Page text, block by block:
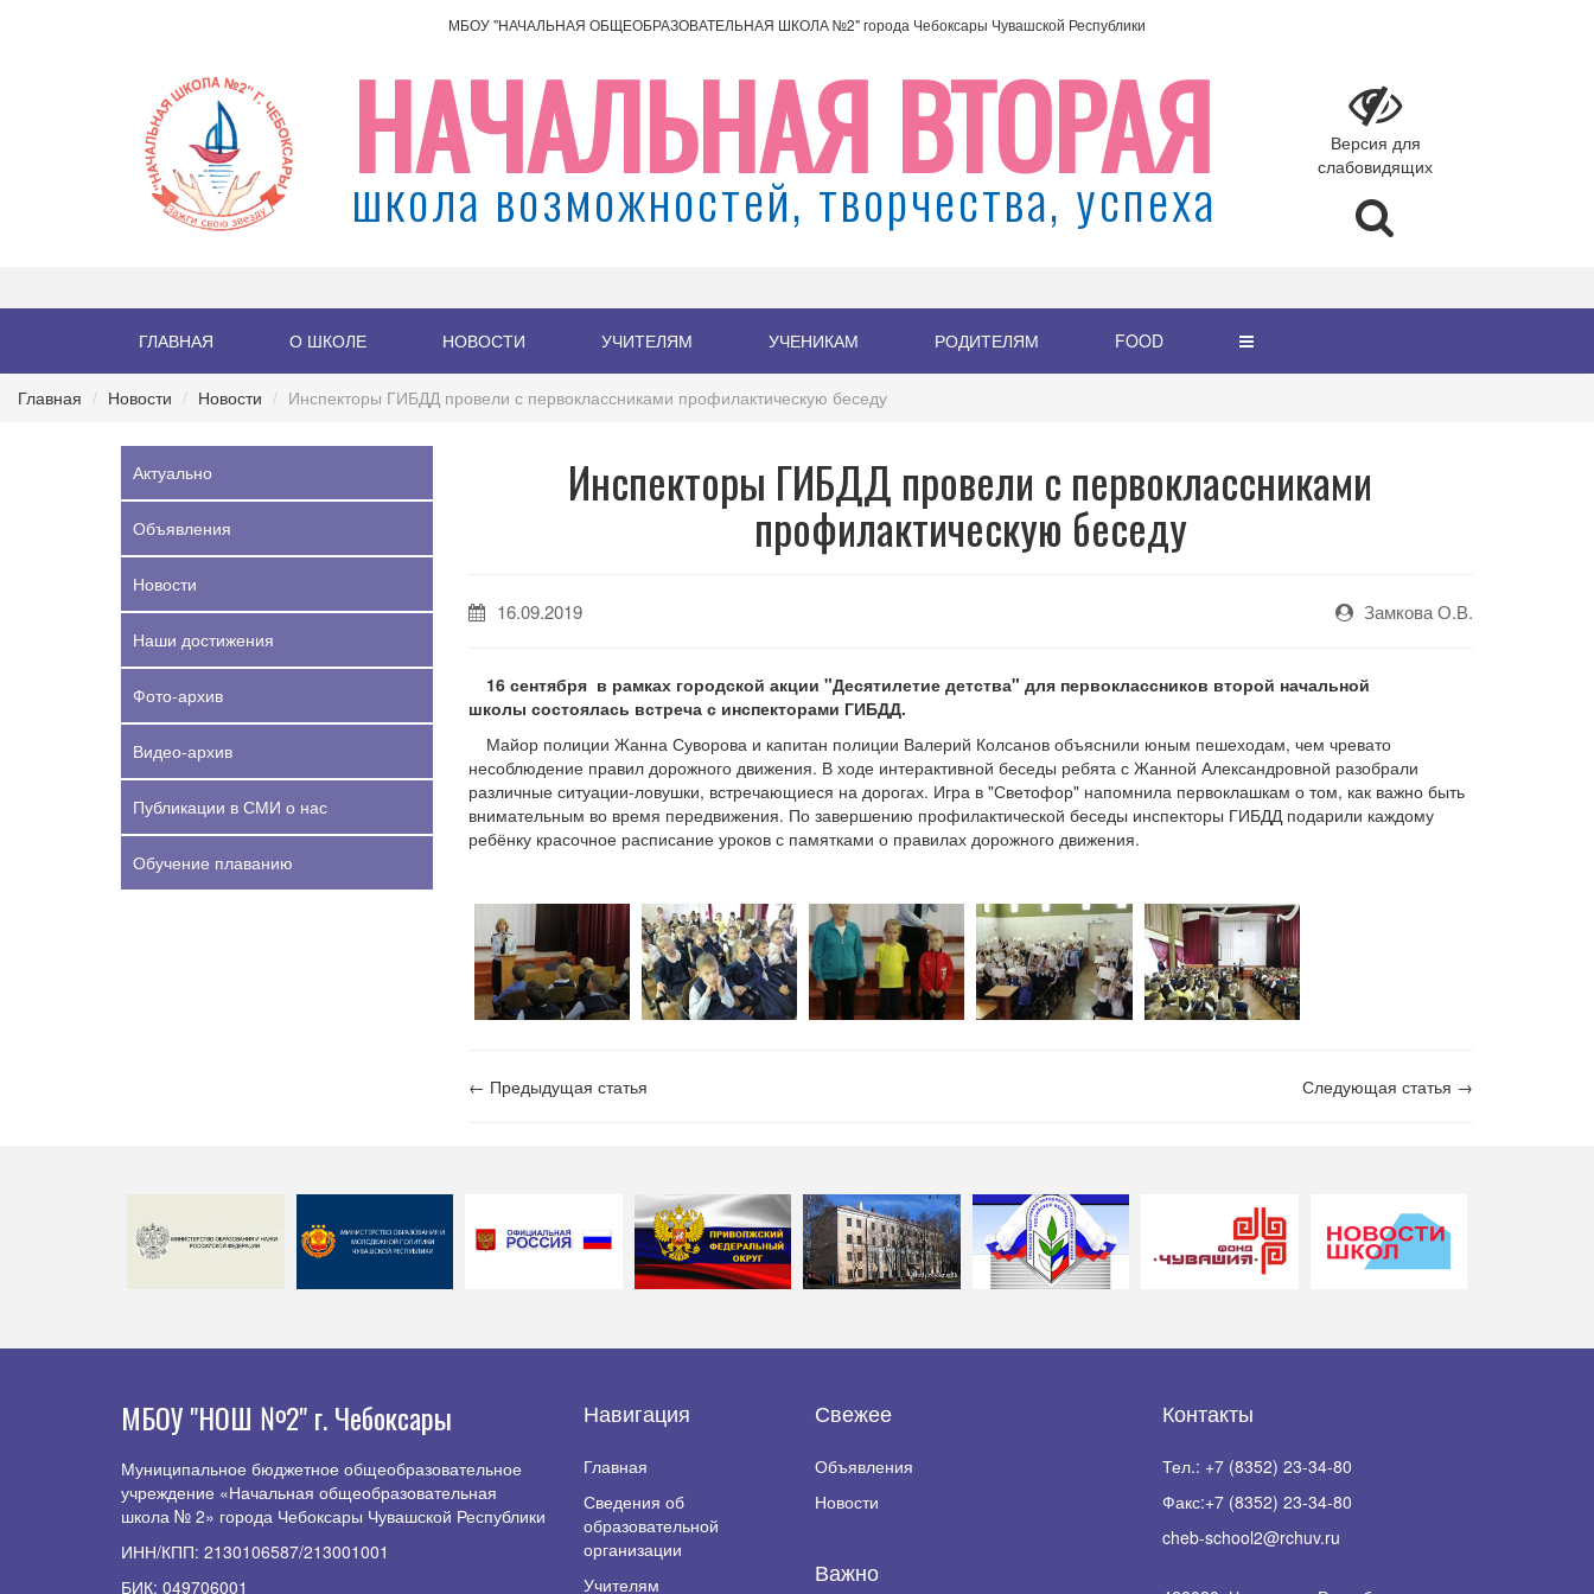
МБОУ "НАЧАЛЬНАЯ ОБЩЕОБРАЗОВАТЕЛЬНАЯ ШКОЛА №2" города Чебоксары Чувашской Республики
НАЧАЛЬНАЯ ВТОРАЯ
школа возможностей, творчества, успеха
Версия для
слабовидящих
ГЛАВНАЯ О ШКОЛЕ НОВОСТИ УЧИТЕЛЯМ УЧЕНИКАМ РОДИТЕЛЯМ FOOD
Главная Новости Новости Инспекторы ГИБДД провели с первоклассниками профилактическую беседу
Актуально
Объявления
Новости
Наши достижения
Фото-архив
Видео-архив
Публикации в СМИ о нас
Обучение плаванию
Инспекторы ГИБДД провели с первоклассниками
профилактическую беседу
16.09.2019 Замкова О.В.
16 сентября в рамках городской акции "Десятилетие детства" для первоклассников второй начальной
школы состоялась встреча с инспекторами ГИБДД.
Майор полиции Жанна Суворова и капитан полиции Валерий Колсанов объяснили юным пешеходам, чем чревато
несоблюдение правил дорожного движения. В ходе интерактивной беседы ребята с Жанной Александровной разобрали
различные ситуации-ловушки, встречающиеся на дорогах. Игра в "Светофор" напомнила первоклашкам о том, как важно быть
внимательным во время передвижения. По завершению профилактической беседы инспекторы ГИБДД подарили каждому
ребёнку красочное расписание уроков с памятками о правилах дорожного движения.
← Предыдущая статья Следующая статья →
МБОУ "НОШ №2" г. Чебоксары
Муниципальное бюджетное общеобразовательное
учреждение «Начальная общеобразовательная
школа № 2» города Чебоксары Чувашской Республики
ИНН/КПП: 2130106587/213001001
БИК: 049706001
Навигация
Главная
Сведения об
образовательной
организации
Учителям
Свежее
Объявления
Новости
Важно
Контакты
Тел.: +7 (8352) 23-34-80
Факс:+7 (8352) 23-34-80
cheb-school2@rchuv.ru